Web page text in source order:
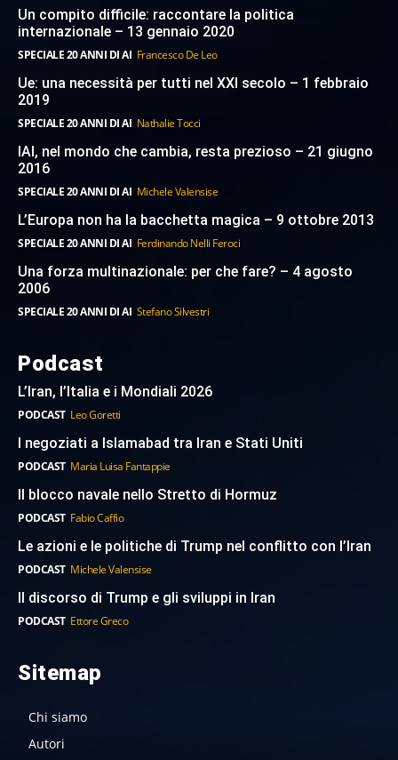
Un compito difficile: raccontare la politica
internazionale – 13 gennaio 2020
SPECIALE 20 ANNI DI AI Francesco De Leo
Ue: una necessità per tutti nel XXI secolo – 1 febbraio
2019
SPECIALE 20 ANNI DI AI Nathalie Tocci
IAI, nel mondo che cambia, resta prezioso – 21 giugno
2016
SPECIALE 20 ANNI DI AI Michele Valensise
L’Europa non ha la bacchetta magica – 9 ottobre 2013
SPECIALE 20 ANNI DI AI Ferdinando Nelli Feroci
Una forza multinazionale: per che fare? – 4 agosto
2006
SPECIALE 20 ANNI DI AI Stefano Silvestri
Podcast
L’Iran, l’Italia e i Mondiali 2026
PODCAST Leo Goretti
I negoziati a Islamabad tra Iran e Stati Uniti
PODCAST Maria Luisa Fantappie
Il blocco navale nello Stretto di Hormuz
PODCAST Fabio Caffio
Le azioni e le politiche di Trump nel conflitto con l’Iran
PODCAST Michele Valensise
Il discorso di Trump e gli sviluppi in Iran
PODCAST Ettore Greco
Sitemap
Chi siamo
Autori